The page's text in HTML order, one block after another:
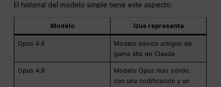
El historial del modelo simple tiene este aspecto:
Modelo Qué representa
Opus 4.6
Modelo básico antiguo de
gama alta de Claude
Opus 4.8
Modelo Opus más sólido,
con una codificación y un